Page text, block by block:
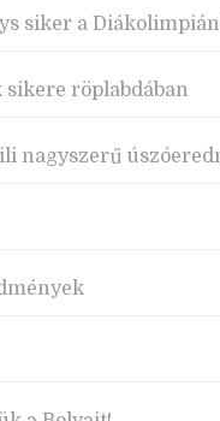
siker a
röplabdában
nagyszerű